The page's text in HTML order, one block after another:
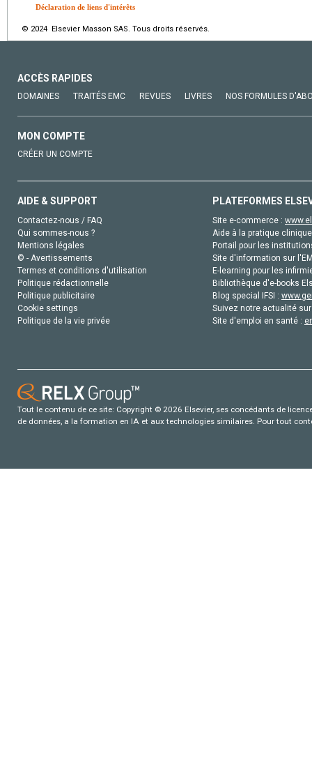
Déclaration de liens d'intérêts
© 2024 Elsevier Masson SAS. Tous droits réservés.
ACCÈS RAPIDES
DOMAINES TRAITÉS EMC REVUES LIVRES NOS FORMULES
MON COMPTE
CRÉER UN COMPTE
AIDE & SUPPORT
Contactez-nous / FAQ
Qui sommes-nous ?
Mentions légales
© - Avertissements
Termes et conditions d'utilisation
Politique rédactionnelle
Politique publicitaire
Cookie settings
Politique de la vie privée
PLATEFORMES
Site e-commerce :
Aide à la pratique
Portail pour les
Site d'information sur
E-learning pour les
Bibliothèque d'e-books
Blog special IFSI :
Suivez notre actualité
Site d'emploi en santé :
Tout le contenu de ce site: Copyright © 2026 Elsevier, ses concédants de
de données, a la formation en IA et aux technologies similaires. Pour tout